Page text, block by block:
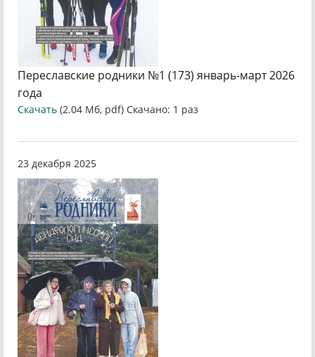
Переславские родники №1 (173) январь-март 2026
года
Скачать (2.04 Мб, pdf) Скачано: 1 раз
23 декабря 2025